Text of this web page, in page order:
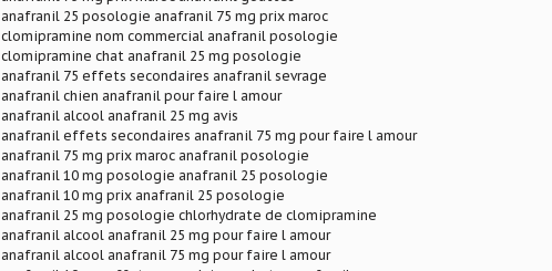
anafranil 25 posologie anafranil 75 mg prix maroc
clomipramine nom commercial anafranil posologie
clomipramine chat anafranil 25 mg posologie
anafranil 75 effets secondaires anafranil sevrage
anafranil chien anafranil pour faire l amour
anafranil alcool anafranil 25 mg avis
anafranil effets secondaires anafranil 75 mg pour faire l amour
anafranil 75 mg prix maroc anafranil posologie
anafranil 10 mg posologie anafranil 25 posologie
anafranil 10 mg prix anafranil 25 posologie
anafranil 25 mg posologie chlorhydrate de clomipramine
anafranil alcool anafranil 25 mg pour faire l amour
anafranil alcool anafranil 75 mg pour faire l amour